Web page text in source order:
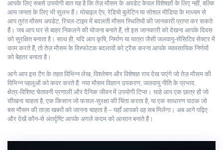
आपके लिए सबसे उपयोगी बात यह है कि तेज़ मौसम के अपडेट केवल विशेषज्ञों के लिए नहीं, बल्कि
आम जनता के लिए भी सुलभ हैं। मोबाइल ऐप, रेडियो बुलेटिन या सोशल मीडिया के माध्यम से
आप तुरंतमौसम अपडेट, रियल‑टाइम में बदलती मौसम स्थितियों की जानकारीप्राप्त कर सकते
हैं। जब आप घर से बाहर निकलने की योजना बनाते हैं, तो इस जानकारी को देखना आपके दिवस
को सुरक्षित बनाता है। साथ ही, यदि आप कृषि, निर्माण या यात्रा जैसी जलवायु‑सेंसिटिव सेक्टर में
काम करते हैं, तो तेज़ मौसम के विस्फोटक बदलावों को ट्रैक करना आपके व्यावसायिक निर्णयों
को बेहतर बनाता है।
आगे आप इस टैग के तहत विभिन्न लेख, विश्लेषण और विशेषज्ञ राय देख पाएंगे जो तेज़ मौसम की
विभिन्न पहलुओं को कवर करते हैं: नया मौसम विज्ञान उपकरण, जलवायु नीति के प्रभाव,
क्षेत्र‑विशिष्ट चेतावनी प्रणाली और दैनिक जीवन में उपयोगी टिप्स। चाहे आप एक छात्र हों जो
सीखना चाहता है, एक किसान जो फसल‑सुरक्षा की चिंता करता है, या एक साधारण पाठक जो
बस मौसम की ताज़ा खबरों को जानना चाहता है – यहाँ आपको वह सब मिलेगा। अब आगे पढ़िए
और देखें कौन‑से अंतर्दृष्टि आपके अगले कदम को आसान बनाते हैं।